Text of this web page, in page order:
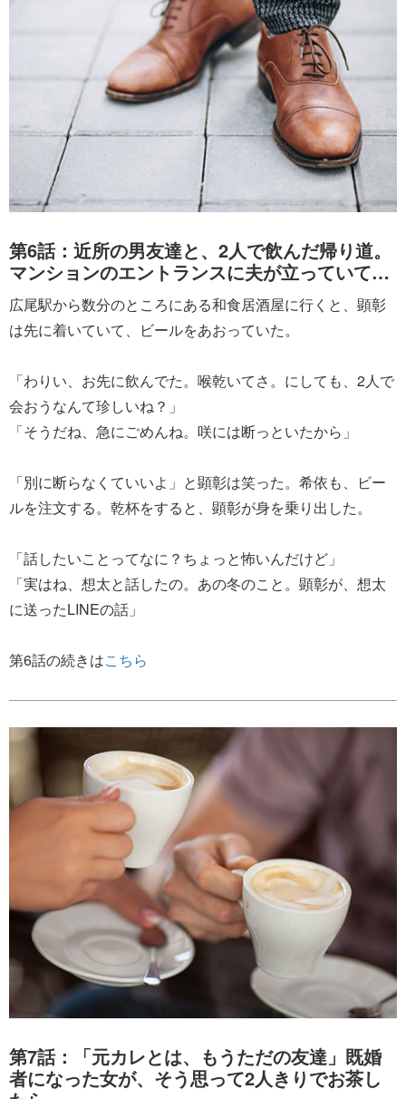
第6話：近所の男友達と、2人で飲んだ帰り道。
マンションのエントランスに夫が立っていて…
広尾駅から数分のところにある和食居酒屋に行くと、顕彰
は先に着いていて、ビールをあおっていた。
「わりい、お先に飲んでた。喉乾いてさ。にしても、2人で
会おうなんて珍しいね？」
「そうだね、急にごめんね。咲には断っといたから」
「別に断らなくていいよ」と顕彰は笑った。希依も、ビー
ルを注文する。乾杯をすると、顕彰が身を乗り出した。
「話したいことってなに？ちょっと怖いんだけど」
「実はね、想太と話したの。あの冬のこと。顕彰が、想太
に送ったLINEの話」
第6話の続きはこちら
第7話：「元カレとは、もうただの友達」既婚
者になった女が、そう思って2人きりでお茶し